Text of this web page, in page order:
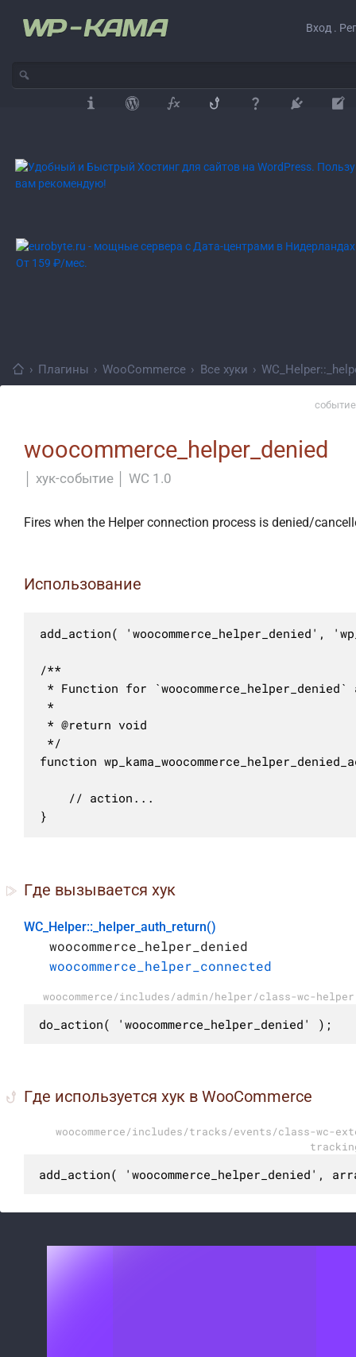
Вход .
› Плагины › WooCommerce › Все хуки ›
woocommerce_helper_denied
хук-событие WC 1.0
Fires when the Helper connection process is denied/
Использование
add_action( 'woocommerce_helper_denied',
/**
* Function for
*
* @return void
*/
function
}
Где вызывается хук
WC_Helper::_helper_auth_return()
woocommerce_helper_denied
woocommerce_helper_connected
woocommerce/includes/admin/helper/class-wc-
do_action( 'woocommerce_helper_denied' );
Где используется хук в WooCommerce
woocommerce/includes/tracks/events/class-wc-
add_action(